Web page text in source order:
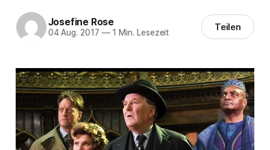
Josefine Rose
04 Aug. 2017 —1 Min. Lesezeit Teilen